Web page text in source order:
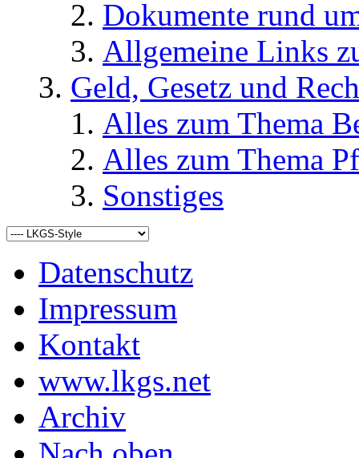
Dokumente rund
Allgemeine Links
Geld, Gesetz und
Alles zum Thema
Alles zum Thema
Sonstiges
Datenschutz
Impressum
Kontakt
www.lkgs.net
Archiv